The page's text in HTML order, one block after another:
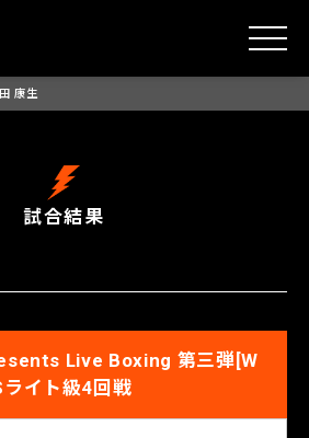
康生
試合結果
Live Boxing 第三弾[W
イト級4回戦